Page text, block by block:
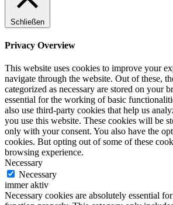
Schließen
Privacy Overview
This website uses cookies to improve your
navigate through the website. Out of these,
categorized as necessary are stored on your
essential for the working of basic
also use third-party cookies that help us
you use this website. These cookies will be
only with your consent. You also have the
cookies. But opting out of some of these
browsing experience.
Necessary
Necessary
immer aktiv
Necessary cookies are absolutely essential